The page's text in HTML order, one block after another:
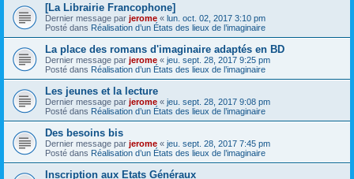
[La Librairie Francophone]
Dernier message par jerome « lun. oct. 02, 2017 3:10 pm
Posté dans Réalisation d’un États des lieux de l’imaginaire
La place des romans d'imaginaire adaptés en BD
Dernier message par jerome « jeu. sept. 28, 2017 9:25 pm
Posté dans Réalisation d’un États des lieux de l’imaginaire
Les jeunes et la lecture
Dernier message par jerome « jeu. sept. 28, 2017 9:08 pm
Posté dans Réalisation d’un États des lieux de l’imaginaire
Des besoins bis
Dernier message par jerome « jeu. sept. 28, 2017 7:45 pm
Posté dans Réalisation d’un États des lieux de l’imaginaire
Inscription aux Etats Généraux